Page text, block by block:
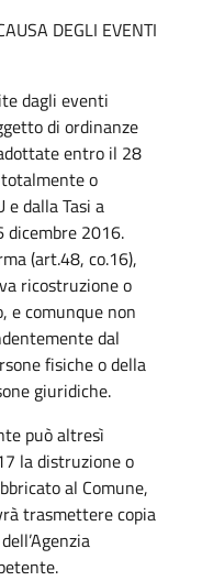
DEGLI EVENTI
dagli eventi
di ordinanze
entro il 28
o
e dalla Tasi a
dicembre 2016.
(art.48, co.16),
ricostruzione o
e comunque non
dal
fisiche o della
giuridiche.
può altresì
la distruzione o
al Comune,
trasmettere copia